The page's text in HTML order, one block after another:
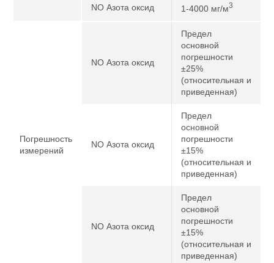
NO Азота оксид 1-4000 мг/м3
Погрешность
измерений
NO Азота оксид
Предел
основной
погрешности
±25%
(относительная и
приведенная)
NO Азота оксид
Предел
основной
погрешности
±15%
(относительная и
приведенная)
NO Азота оксид
Предел
основной
погрешности
±15%
(относительная и
приведенная)